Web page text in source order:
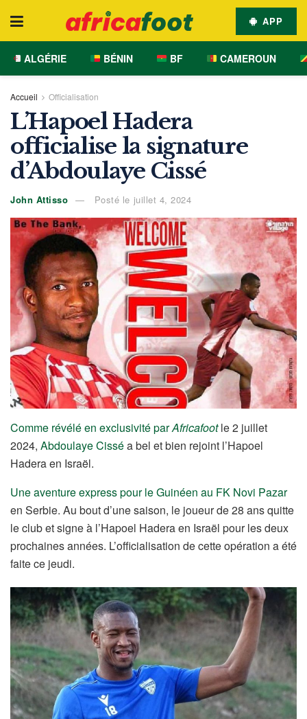
APP
ALGÉRIE BÉNIN BF CAMEROUN
Accueil Officialisation
L’Hapoel Hadera
officialise la signature
d’Abdoulaye Cissé
John Attisso Posté le juillet 4, 2024
Comme révélé en exclusivité parAfricafootle 2 juillet
2024, Abdoulaye Cisséa bel et bien rejoint l’Hapoel
Hadera en Israël.
Une aventure express pour le Guinéen au FK Novi Pazar
en Serbie. Au bout d’une saison, le joueur de 28 ans quitte
le club et signe à l’Hapoel Hadera en Israël pour les deux
prochaines années. L’officialisation de cette opération a été
faite ce jeudi.